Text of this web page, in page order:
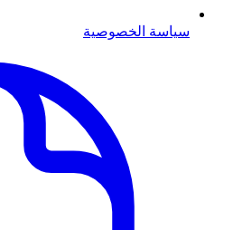
سياسة الخصوصية